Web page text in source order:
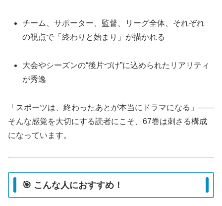
チーム、サポーター、監督、リーグ全体、それぞれ
の視点で「終わりと始まり」が描かれる
大会やシーズンの“後片づけ”に込められたリアリティ
が秀逸
「スポーツは、終わったあとが本当にドラマになる」――
そんな感覚を大切にする読者にこそ、67巻は刺さる構成
になっています。
🎯 こんな人におすすめ！